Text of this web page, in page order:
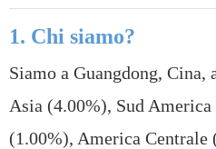
1. Chi siamo?
Siamo a Guangdong,
Asia (4.00%), Sud
(1.00%), America